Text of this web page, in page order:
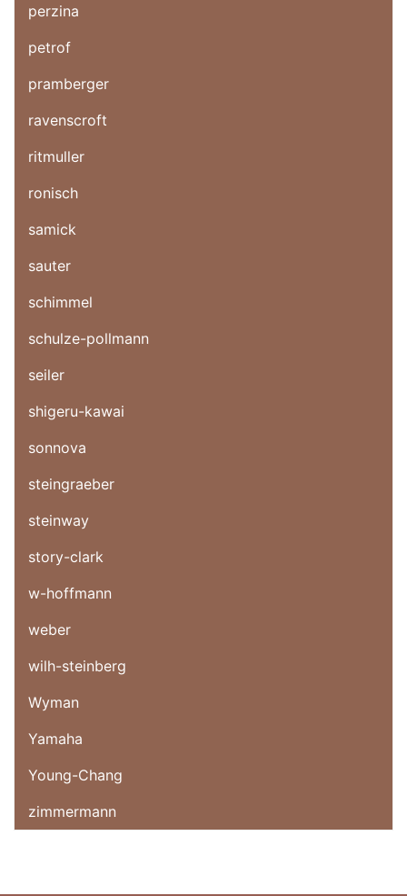
perzina
petrof
pramberger
ravenscroft
ritmuller
ronisch
samick
sauter
schimmel
schulze-pollmann
seiler
shigeru-kawai
sonnova
steingraeber
steinway
story-clark
w-hoffmann
weber
wilh-steinberg
Wyman
Yamaha
Young-Chang
zimmermann